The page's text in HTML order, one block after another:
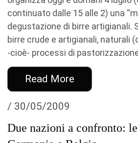
continuato dalle 15 alle 2) una
degustazione di birre artigianali.
birre crude e artigianali, naturali
-cioè- processi di
Read More
/ 30/05/2009
Due nazioni a confronto: